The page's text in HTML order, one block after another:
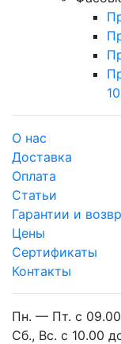
О нас
Доставка
Оплата
Cтатьи
Гарантии и
Цены
Сертификаты
Контакты
Пн. — Пт. с
Сб., Вс. с 10.00